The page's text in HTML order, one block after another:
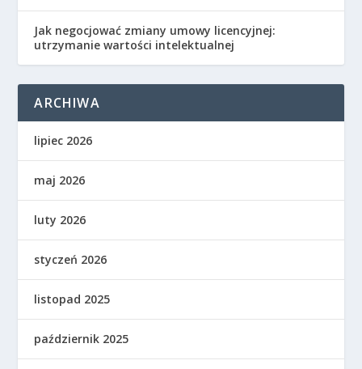
Jak negocjować zmiany umowy licencyjnej:
utrzymanie wartości intelektualnej
ARCHIWA
lipiec 2026
maj 2026
luty 2026
styczeń 2026
listopad 2025
październik 2025